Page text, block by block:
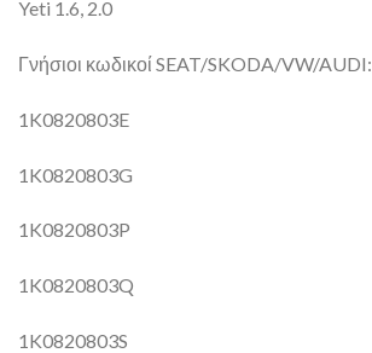
Yeti 1.6, 2.0
Γνήσιοι κωδικοί SEAT/SKODA/VW/AUDI:
1K0820803E
1K0820803G
1K0820803P
1K0820803Q
1K0820803S